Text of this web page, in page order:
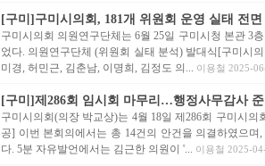
[구미]구미시의회, 181개 위원회 운영 실태 전
구미시의회 의원연구단체는 6월 25일 구미시청 본관 3
었다. 의원연구단체 (위원회 실태 분석) 발대식[구미시
미경, 허민근, 김춘남, 이명희, 김정도 의... 이용철 2025-
[구미]제286회 임시회 마무리…행정사무감사
구미시의회(의장 박교상)는 4월 18일 제286회 구미시
공] 이번 본회의에서는 총 14건의 안건을 의결하였으
다. 5분 자유발언에서는 김근한 의원이 '... 이용철 2025-